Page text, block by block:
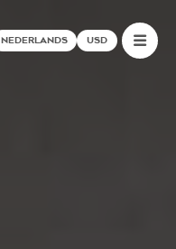
NEDERLANDS USD